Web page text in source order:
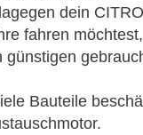
dein
fahren
günstigen
Bauteile